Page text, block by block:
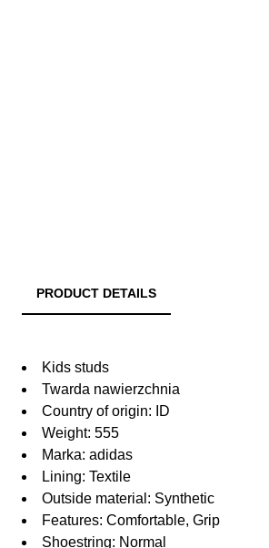
PRODUCT DETAILS
Kids studs
Twarda nawierzchnia
Country of origin: ID
Weight: 555
Marka: adidas
Lining: Textile
Outside material: Synthetic
Features: Comfortable, Grip
Shoestring: Normal